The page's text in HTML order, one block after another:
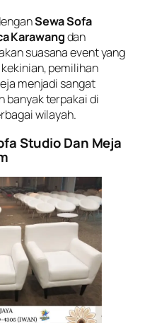
Sewa Sofa
Karawangdan
suasana event yang
pemilihan
menjadi sangat
banyak terpakai di
wilayah.
Studio Dan Meja